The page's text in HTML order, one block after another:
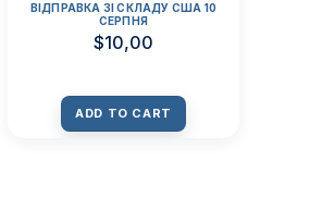
ВІДПРАВКА ЗІ СКЛАДУ США 10
СЕРПНЯ
$10,00
ADD TO CART